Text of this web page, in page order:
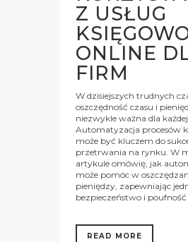
Z USŁUG
ONLINE
FIRM
W dzisiejszych trudnych
oszczędność czasu i
niezwykle ważna dla
Automatyzacja procesów
może być kluczem do
przetrwania na rynku. W
artykule omówię, jak
może pomóc w
pieniędzy, zapewniając
bezpieczeństwo i poufność
READ MORE